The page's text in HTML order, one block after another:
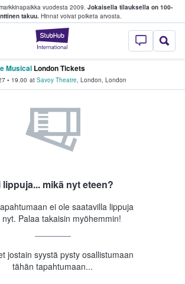
vuodesta 2009. Jokaisella tilauksella on 100-
takuu. Hinnat voivat poiketa arvosta.
StubHub -
ja myyvät lippuja
Musical London Tickets
• 19.00 at Savoy Theatre, London, London
lippuja... mikä nyt eteen?
ei ole saatavilla lippuja
Palaa takaisin myöhemmin!
jostain syystä pysty osallistumaan
tähän tapahtumaan...